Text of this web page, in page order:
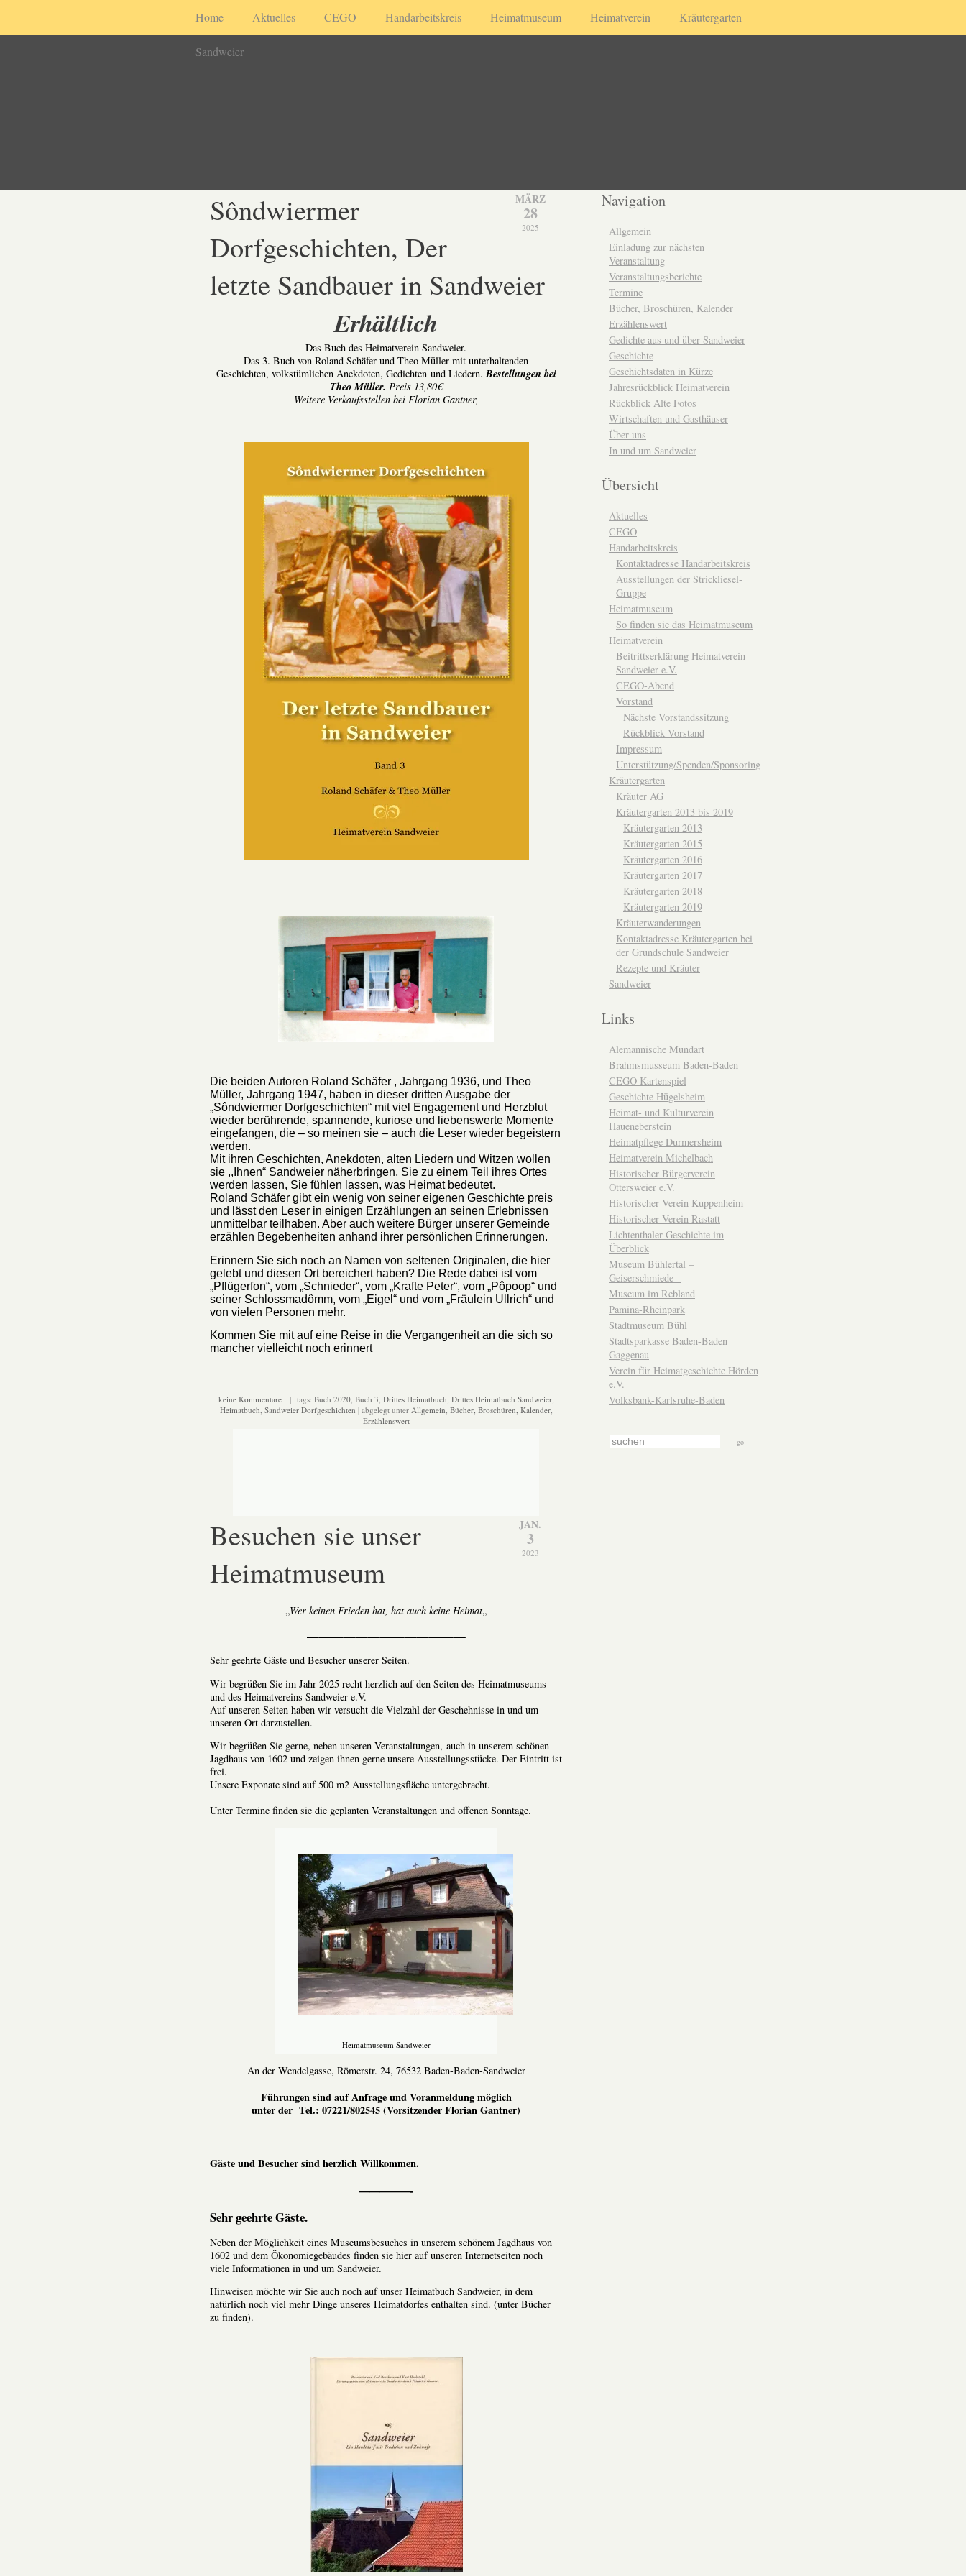
Home Aktuelles CEGO Handarbeitskreis Heimatmuseum Heimatverein Kräutergarten
Sandweier
MÄRZ
28
2025
Sôndwiermer
Dorfgeschichten, Der
letzte Sandbauer in Sandweier
Erhältlich
Das Buch des Heimatverein Sandweier.
Das 3. Buch von Roland Schäfer und Theo Müller mit unterhaltenden
Geschichten, volkstümlichen Anekdoten, Gedichten und Liedern.Bestellungen bei
Theo Müller. Preis 13,80€
Weitere Verkaufsstellen bei Florian Gantner,
Die beiden Autoren Roland Schäfer , Jahrgang 1936, und Theo
Müller, Jahrgang 1947, haben in dieser dritten Ausgabe der
„Sôndwiermer Dorfgeschichten“ mit viel Engagement und Herzblut
wieder berührende, spannende, kuriose und liebenswerte Momente
eingefangen, die – so meinen sie – auch die Leser wieder begeistern
werden.
Mit ihren Geschichten, Anekdoten, alten Liedern und Witzen wollen
sie ,,Ihnen“ Sandweier näherbringen, Sie zu einem Teil ihres Ortes
werden lassen, Sie fühlen lassen, was Heimat bedeutet.
Roland Schäfer gibt ein wenig von seiner eigenen Geschichte preis
und lässt den Leser in einigen Erzählungen an seinen Erlebnissen
unmittelbar teilhaben. Aber auch weitere Bürger unserer Gemeinde
erzählen Begebenheiten anhand ihrer persönlichen Erinnerungen.
Erinnern Sie sich noch an Namen von seltenen Originalen, die hier
gelebt und diesen Ort bereichert haben? Die Rede dabei ist vom
„Pflügerfon“, vom „Schnieder“, vom „Krafte Peter“, vom „Pôpoop“ und
seiner Schlossmadômm, vom „Eigel“ und vom „Fräulein Ullrich“ und
von vielen Personen mehr.
Kommen Sie mit auf eine Reise in die Vergangenheit an die sich so
mancher vielleicht noch erinnert
keine Kommentare| tags: Buch 2020, Buch 3, Drittes Heimatbuch, Drittes Heimatbuch Sandweier,
Heimatbuch, Sandweier Dorfgeschichten | abgelegt unter Allgemein, Bücher, Broschüren, Kalender,
Erzählenswert
JAN.
3
2023
Besuchen sie unser
Heimatmuseum
„Wer keinen Frieden hat, hat auch keine Heimat„
—————————————
Sehr geehrte Gäste und Besucher unserer Seiten.
Wir begrüßen Sie im Jahr 2025 recht herzlich auf den Seiten des Heimatmuseums
und des Heimatvereins Sandweier e.V.
Auf unseren Seiten haben wir versucht die Vielzahl der Geschehnisse in und um
unseren Ort darzustellen.
Wir begrüßen Sie gerne, neben unseren Veranstaltungen, auch in unserem schönen
Jagdhaus von 1602 und zeigen ihnen gerne unsere Ausstellungsstücke. Der Eintritt ist
frei.
Unsere Exponate sind auf 500 m2 Ausstellungsfläche untergebracht.
Unter Termine finden sie die geplanten Veranstaltungen und offenen Sonntage.
Heimatmuseum Sandweier
An der Wendelgasse, Römerstr. 24, 76532 Baden-Baden-Sandweier
Führungen sind auf Anfrage und Voranmeldung möglich
unter der Tel.: 07221/802545 (Vorsitzender Florian Gantner)
Gäste und Besucher sind herzlich Willkommen.
—————-
Sehr geehrte Gäste.
Neben der Möglichkeit eines Museumsbesuches in unserem schönem Jagdhaus von
1602 und dem Ökonomiegebäudes finden sie hier auf unseren Internetseiten noch
viele Informationen in und um Sandweier.
Hinweisen möchte wir Sie auch noch auf unser Heimatbuch Sandweier, in dem
natürlich noch viel mehr Dinge unseres Heimatdorfes enthalten sind. (unter Bücher
zu finden).
Navigation
Allgemein
Einladung zur nächsten
Veranstaltung
Veranstaltungsberichte
Termine
Bücher, Broschüren, Kalender
Erzählenswert
Gedichte aus und über Sandweier
Geschichte
Geschichtsdaten in Kürze
Jahresrückblick Heimatverein
Rückblick Alte Fotos
Wirtschaften und Gasthäuser
Über uns
In und um Sandweier
Übersicht
Aktuelles
CEGO
Handarbeitskreis
Kontaktadresse Handarbeitskreis
Ausstellungen der Strickliesel-
Gruppe
Heimatmuseum
So finden sie das Heimatmuseum
Heimatverein
Beitrittserklärung Heimatverein
Sandweier e.V.
CEGO-Abend
Vorstand
Nächste Vorstandssitzung
Rückblick Vorstand
Impressum
Unterstützung/Spenden/Sponsoring
Kräutergarten
Kräuter AG
Kräutergarten 2013 bis 2019
Kräutergarten 2013
Kräutergarten 2015
Kräutergarten 2016
Kräutergarten 2017
Kräutergarten 2018
Kräutergarten 2019
Kräuterwanderungen
Kontaktadresse Kräutergarten bei
der Grundschule Sandweier
Rezepte und Kräuter
Sandweier
Links
Alemannische Mundart
Brahmsmusseum Baden-Baden
CEGO Kartenspiel
Geschichte Hügelsheim
Heimat- und Kulturverein
Haueneberstein
Heimatpflege Durmersheim
Heimatverein Michelbach
Historischer Bürgerverein
Ottersweier e.V.
Historischer Verein Kuppenheim
Historischer Verein Rastatt
Lichtenthaler Geschichte im
Überblick
Museum Bühlertal –
Geiserschmiede –
Museum im Rebland
Pamina-Rheinpark
Stadtmuseum Bühl
Stadtsparkasse Baden-Baden
Gaggenau
Verein für Heimatgeschichte Hörden
e.V.
Volksbank-Karlsruhe-Baden